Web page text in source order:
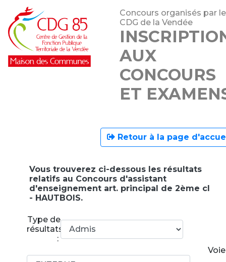
Concours organisés par le
CDG de la Vendée
AUX
CONCOURS
ET
Retour à la page
Vous trouverez ci-dessous les résultats
relatifs au Concours d'assistant
d'enseignement art. principal de 2ème cl
- HAUTBOIS.
Type de
résultats
: